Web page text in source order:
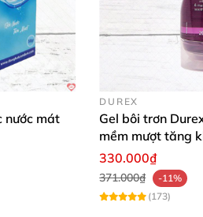
nước mát
DUREX
Gel bôi trơn
mềm mượt tăng
330.000₫
371.000₫
-11%
(173)